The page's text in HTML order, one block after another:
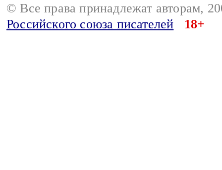
© Все права принадлежат авторам,
Российского союза писателей
18+